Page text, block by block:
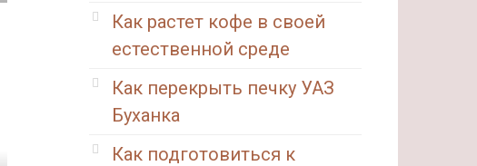
Как растет кофе в своей
естественной среде
Как перекрыть печку УАЗ
Буханка
Как подготовиться к